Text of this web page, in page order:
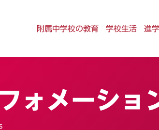
附属中学校の教育 学校生活 進
ォメーショ